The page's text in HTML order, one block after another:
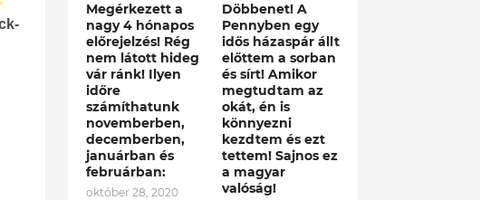
Megérkezett a
nagy 4 hónapos
előrejelzés! Rég
nem látott hideg
vár ránk! Ilyen
időre
számíthatunk
novemberben,
decemberben,
januárban és
februárban:
október 28, 2020
Döbbenet! A
Pennyben egy
idős házaspár állt
előttem a sorban
és sírt! Amikor
megtudtam az
okát, én is
könnyezni
kezdtem és ezt
tettem! Sajnos ez
a magyar
valóság!